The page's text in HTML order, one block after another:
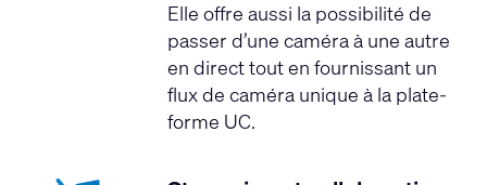
Elle offre aussi la possibilité de
passer d’une caméra à une autre
en direct tout en fournissant un
flux de caméra unique à la plate-
forme UC.